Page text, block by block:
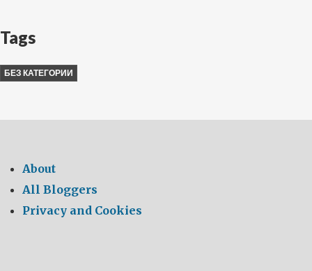
Tags
БЕЗ КАТЕГОРИИ
About
All Bloggers
Privacy and Cookies